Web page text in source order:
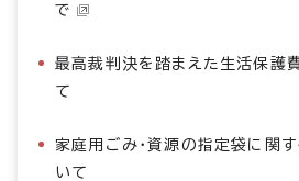
で
最高裁判決を踏まえた生活保護
て
家庭用ごみ・資源の指定袋に関
いて